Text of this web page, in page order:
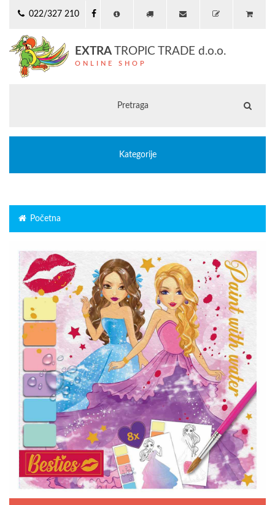
022/327 210
EXTRA TROPIC TRADE d.o.o.
ONLINE SHOP
Kategorije
Početna